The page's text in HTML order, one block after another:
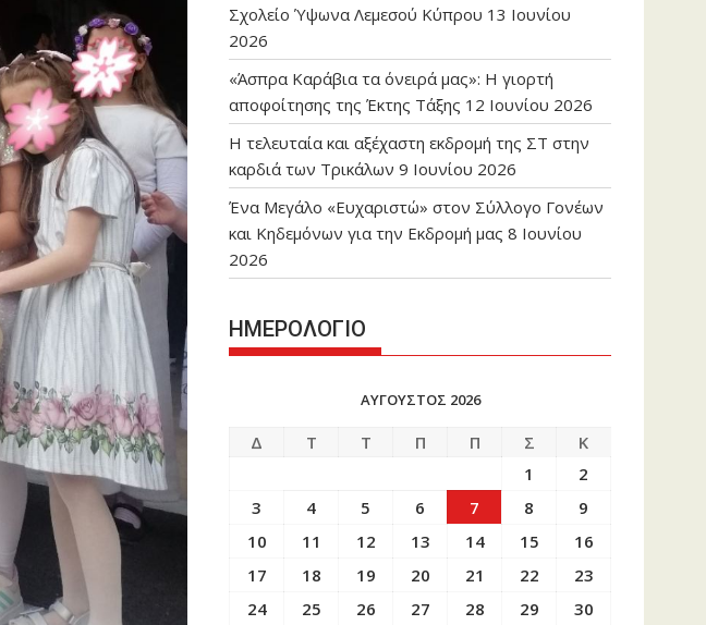
Σχολείο Ύψωνα Λεμεσού Κύπρου 13 Ιουνίου
2026
«Άσπρα Καράβια τα όνειρά μας»: Η γιορτή
αποφοίτησης της Έκτης Τάξης 12 Ιουνίου 2026
Η τελευταία και αξέχαστη εκδρομή της ΣΤ στην
καρδιά των Τρικάλων 9 Ιουνίου 2026
Ένα Μεγάλο «Ευχαριστώ» στον Σύλλογο Γονέων
και Κηδεμόνων για την Εκδρομή μας 8 Ιουνίου
2026
ΗΜΕΡΟΛΟΓΙΟ
ΑΎΓΟΥΣΤΟΣ 2026
Δ Τ Τ Π Π Σ
Κ
1
2
3
4 5 6 7 8
9
10
11 12 13 14 15
16
17
18 19 20 21 22
23
24
25 26 27 28 29
30